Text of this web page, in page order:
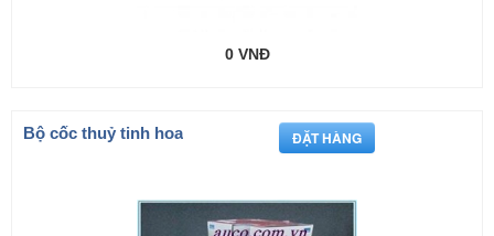
0 VNĐ
Bộ cốc thuỷ tinh hoa